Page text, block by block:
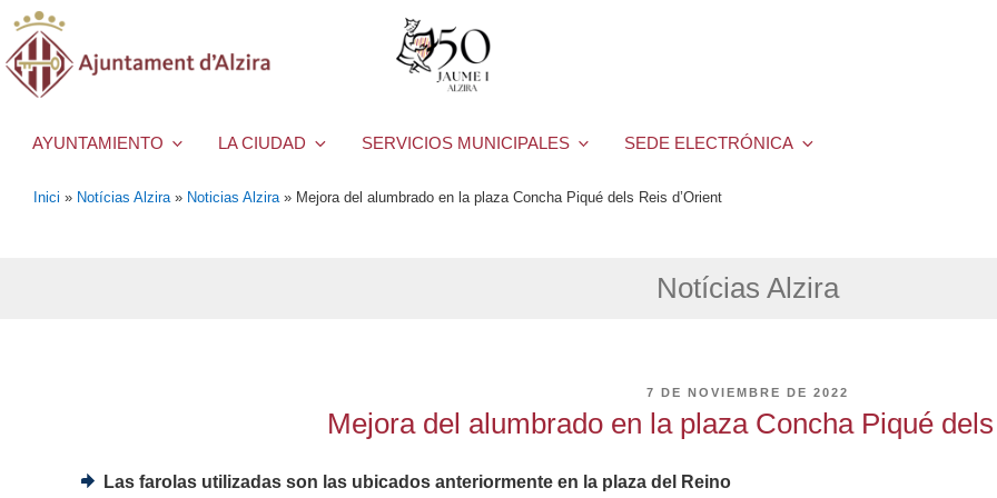
AYUNTAMIENTO LA CIUDAD SERVICIOS MUNICIPALES SEDE ELECTRÓNICA
Inici » Notícias Alzira » Noticias Alzira » Mejora del alumbrado en la plaza Concha Piqué dels Reis d’Orient
Notícias Alzira
PUBLICADO
7 DE NOVIEMBRE DE 2022
Mejora del alumbrado en la plaza Concha Piqué
Las farolas utilizadas son las ubicados anteriormente en la plaza del Reino